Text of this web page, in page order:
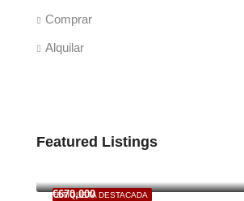
Comprar
Alquilar
Featured Listings
ETIQUETA DESTACADA
€670,000